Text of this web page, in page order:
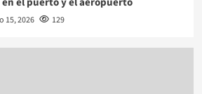
15, 2026 129